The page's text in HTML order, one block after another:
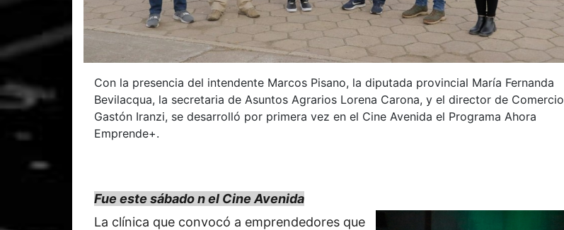
Con la presencia del intendente Marcos Pisano, la diputada provincial María Fernanda
Bevilacqua, la secretaria de Asuntos Agrarios Lorena Carona, y el director de Comercio
Gastón Iranzi, se desarrolló por primera vez en el Cine Avenida el Programa Ahora
Emprende+.
Fue este sábado n el Cine Avenida
La clínica que convocó a emprendedores que